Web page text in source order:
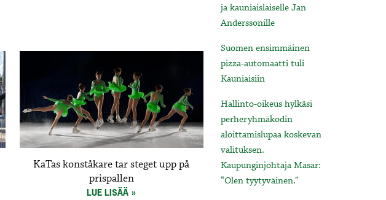
KaTas konståkare tar steget upp på
prispallen
LUE LISÄÄ
ja kauniaislaiselle Jan
Anderssonille
Suomen ensimmäinen
pizza-automaatti tuli
Kauniaisiin
Hallinto-oikeus hylkäsi
perheryhmäkodin
aloittamislupaa koskevan
valituksen.
Kaupunginjohtaja Masar:
“Olen tyytyväinen.”